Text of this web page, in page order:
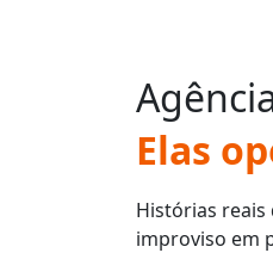
Elas
O que as
Histórias
improviso em